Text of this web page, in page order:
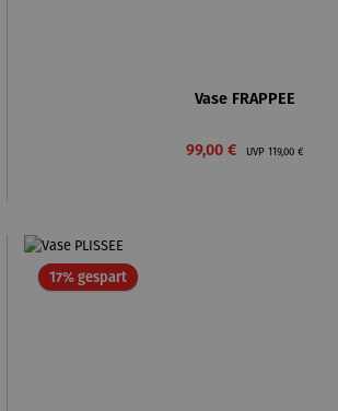
Vase FRAPPEE
Verkaufspreis:
99,00 € UVP Regulärer Preis:
119,00 €
17% gespartRabatt